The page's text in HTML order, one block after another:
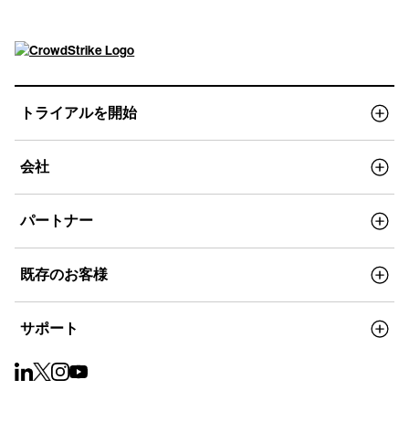
トライアルを開始
会社
パートナー
既存のお客様
サポート